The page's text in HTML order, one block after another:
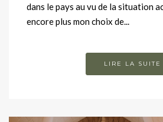
dans le pays au vu de la situation
encore plus mon choix de...
LIRE LA SUITE